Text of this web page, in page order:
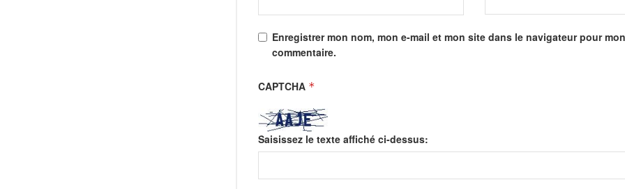
Enregistrer mon nom, mon e-mail et mon site dans le navigateur pour
commentaire.
CAPTCHA *
Saisissez le texte affiché ci-dessus: